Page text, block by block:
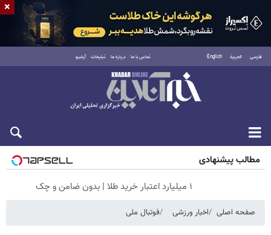
فارسی العربية English تماس با ما درباره ما تبلیغات آرشیو
جمعه ۱۶ مرداد ۱۴۰۵
مطالب پیشنهادی
۱ میلیارد اعتبار خرید طلا | بدون ضامن و چک
صفحه اصلی اخبار ورزشی فوتبال ملی
×